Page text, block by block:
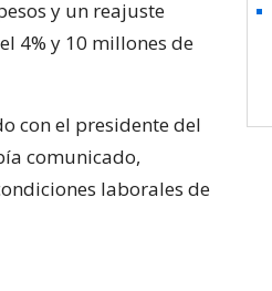
y un reajuste
4% y 10 millones de
con el presidente del
comunicado,
laborales de